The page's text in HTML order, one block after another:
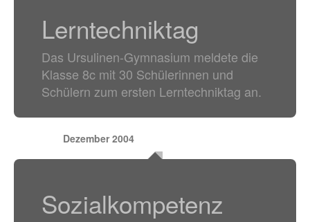
Lerntechniktag
Das Ursulinen-Gymnasium meldete die
Klasse 8c mit 30 Schülerinnen und
Schülern zum ersten Lerntechniktag an.
Dezember 2004
Sozialkompetenz